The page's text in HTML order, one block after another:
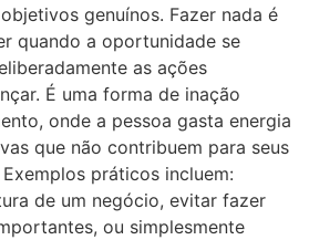
genuínos. Fazer nada é
quando a oportunidade se
as ações
É uma forma de inação
onde a pessoa gasta energia
que não contribuem para seus
práticos incluem:
de um negócio, evitar fazer
ou simplesmente